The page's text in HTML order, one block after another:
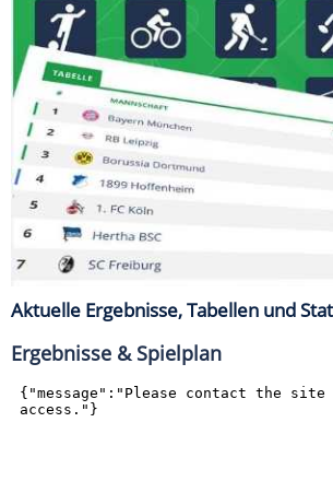
Aktuelle Ergebnisse, Tabellen und
Ergebnisse & Spielplan